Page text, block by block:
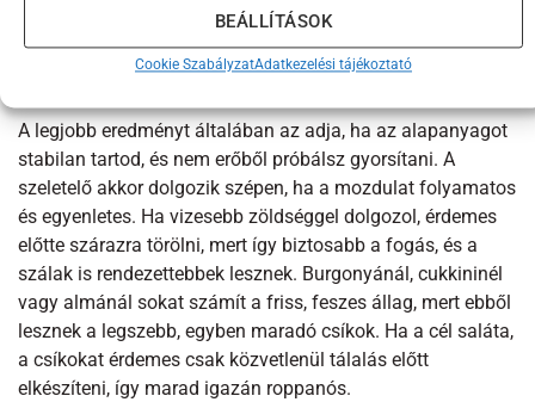
BEÁLLÍTÁSOK
Cookie SzabályzatAdatkezelési tájékoztató
és akkor is jól teljesít, amikor keményebb zöldségekhez
nyúlsz.
A legjobb eredményt általában az adja, ha az alapanyagot
stabilan tartod, és nem erőből próbálsz gyorsítani. A
szeletelő akkor dolgozik szépen, ha a mozdulat folyamatos
és egyenletes. Ha vizesebb zöldséggel dolgozol, érdemes
előtte szárazra törölni, mert így biztosabb a fogás, és a
szálak is rendezettebbek lesznek. Burgonyánál, cukkininél
vagy almánál sokat számít a friss, feszes állag, mert ebből
lesznek a legszebb, egyben maradó csíkok. Ha a cél saláta,
a csíkokat érdemes csak közvetlenül tálalás előtt
elkészíteni, így marad igazán roppanós.